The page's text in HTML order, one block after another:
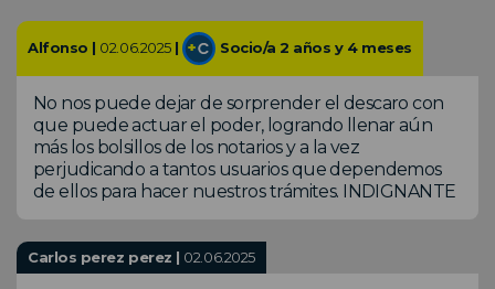
Alfonso | 02.06.2025| Socio/a 2 años y 4 meses
No nos puede dejar de sorprender el descaro con
que puede actuar el poder, logrando llenar aún
más los bolsillos de los notarios y a la vez
perjudicando a tantos usuarios que dependemos
de ellos para hacer nuestros trámites. INDIGNANTE
Carlos perez perez | 02.06.2025